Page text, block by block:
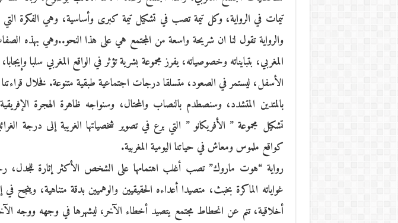
تيمات في الرواية، وكل تيمة تصب في تشكيل تيمة كبرى وأساسية، وهي الفكرة التي
والرواية تقول لنا ان شريحة واسعة من المجتمع هي على هذا النحو..وهي بهذه
المغربي، بتبايناته وخصوصياته، يفرز مجموعة بشرية تؤثر في الواقع المغربي سلبا
الأسفل، ليستمر في الصعود، متسلقا درجات اجتماعية طبقية متنوعة. فخلال
بالمتدين المتشدد، وسنصطدم بالنصاب والمحتال، وسنواجه ظاهرة الهجرة
تشكيل مجموعة ” الأفريكانو ” التي برع في تصوير شخصياتها الغريبة إلى درجة
كواقع ملموس ومعاش في حياتنا اليومية المغربية.
رواية “هوت ماروك” تصب أغلب اهتمامها على الشخص الأكثر إثارة للجدل،
غواياته الماكرة بخبث، متصيدا أعداءه الحقيقيين والوهميين بدقة متناهية،
أخلاقية، تنم عن انحطاط مجتمع يتصيد أخطاء الآخر، ليشهرها في وجهه ووجه